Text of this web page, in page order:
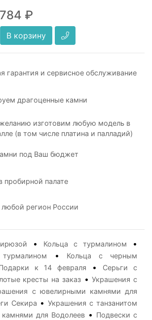
₽
В корзину
гарантия и сервисное обслуживание
драгоценные камни
изготовим любую модель в
(в том числе платина и палладий)
под Ваш бюджет
пробирной палате
регион России
• Кольца с турмалином •
•
Кольца с черным
к 14 февраля •
Серьги с
кресты на заказ•Украшения с
с ювелирными камнями для
Секира •Украшения с танзанитом
для Водолеев • Подвески с